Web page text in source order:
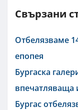
Свързани
Отбелязваме
епопея
Бургаска
впечатляваща
Бургас